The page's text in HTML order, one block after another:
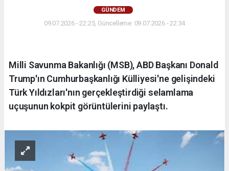
GÜNDEM
09.07.2026 - 22:25, Güncelleme: 09.07.2026 - 22:34
Milli Savunma Bakanlığı (MSB), ABD Başkanı Donald
Trump'ın Cumhurbaşkanlığı Külliyesi'ne gelişindeki
Türk Yıldızları'nın gerçekleştirdiği selamlama
uçuşunun kokpit görüntülerini paylaştı.